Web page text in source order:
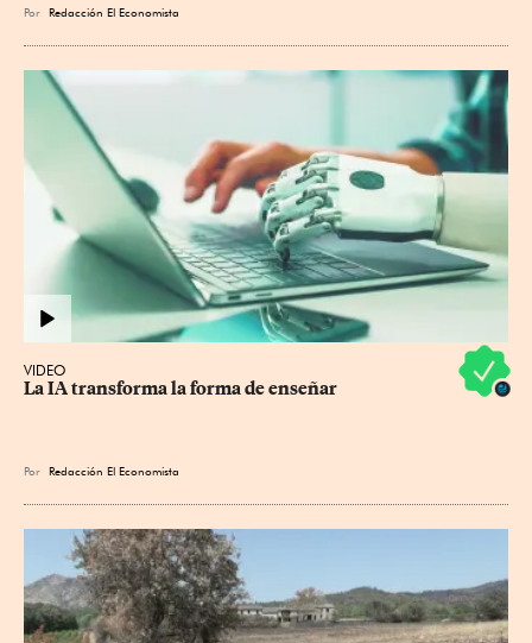
Por Redacción El Economista
VIDEO
La IA transforma la forma de enseñar
Por Redacción El Economista